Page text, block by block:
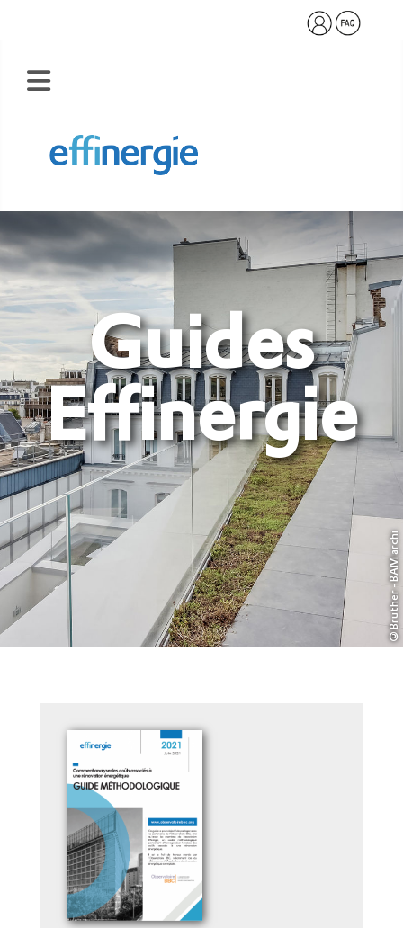
Guides
Effinergie
©Bruther - BAM archi